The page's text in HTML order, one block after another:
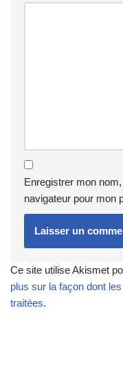
Enregistrer mon
navigateur pour mon
Ce site utilise Akismet
plus sur la façon dont
traitées.